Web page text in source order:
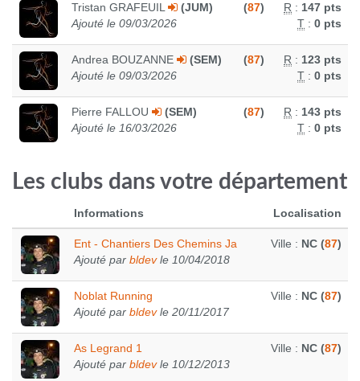
Tristan GRAFEUIL
(JUM)
Ajouté le 09/03/2026
(87) R : 147 pts
T : 0 pts
Andrea BOUZANNE
(SEM)
Ajouté le 09/03/2026
(87) R : 123 pts
T : 0 pts
Pierre FALLOU
(SEM)
Ajouté le 16/03/2026
(87) R : 143 pts
T : 0 pts
Les clubs dans votre département
Informations Localisation
Ent - Chantiers Des Chemins Ja
Ajouté par bldevle 10/04/2018
Ville : NC (87)
Noblat Running
Ajouté par bldevle 20/11/2017
Ville : NC (87)
As Legrand 1
Ajouté par bldevle 10/12/2013
Ville : NC (87)